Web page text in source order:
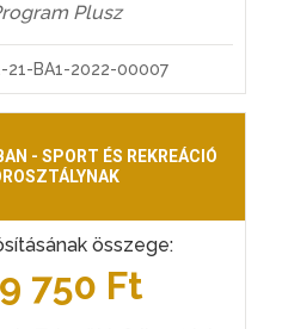
Plusz
21-BA1-2022-00007
- SPORT ÉS REKREÁCIÓ
összege:
750 Ft